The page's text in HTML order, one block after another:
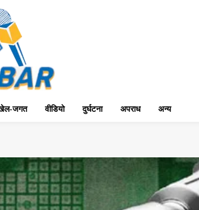
जगत वीडियो दुर्घटना अपराध अन्य